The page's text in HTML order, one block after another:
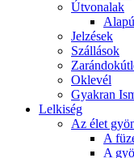
Útvonalak
Jelzések
Szállások
Oklevél
Gyakran
Lelkiség
Az élet
A
A